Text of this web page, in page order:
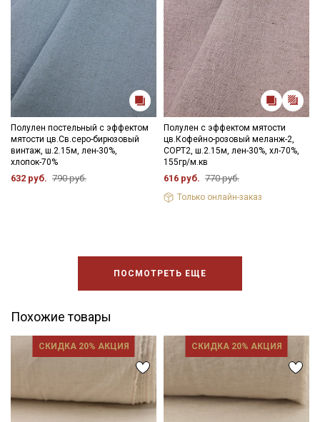
Полулен постельный с эффектом
мятости цв.Св.серо-бирюзовый
винтаж, ш.2.15м, лен-30%,
хлопок-70%
632 руб. 790 руб.
Полулен с эффектом мятости
цв.Кофейно-розовый меланж-2,
СОРТ2, ш.2.15м, лен-30%, хл-70%,
155гр/м.кв
616 руб. 770 руб.
Только онлайн-заказ
ПОСМОТРЕТЬ ЕЩЕ
Похожие товары
СКИДКА 20% АКЦИЯ СКИДКА 20% АКЦИЯ
промокоды и скидки до 30% на узкие
категории тканей
Электронная почта
Подписаться
Ознакомлен(а) с
Политикой обработки персональных
данных и даю
Согласие на обработку персональных